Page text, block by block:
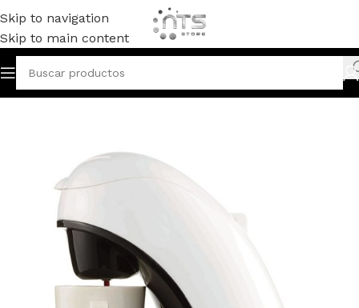
Skip to navigation
Skip to main content
Inicio CAFETERAS